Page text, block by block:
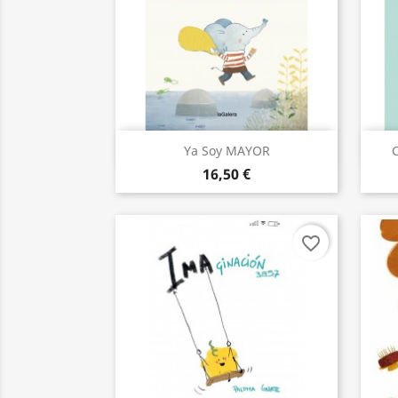
Ya Soy MAYOR
16,50 €
Aperçu rapide
favorite_border